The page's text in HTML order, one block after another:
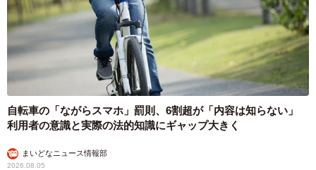
自転車の「ながらスマホ」罰則、6割超が「内容は知らない」
利用者の意識と実際の法的知識にギャップ大きく
まいどなニュース情報部
2026.08.05